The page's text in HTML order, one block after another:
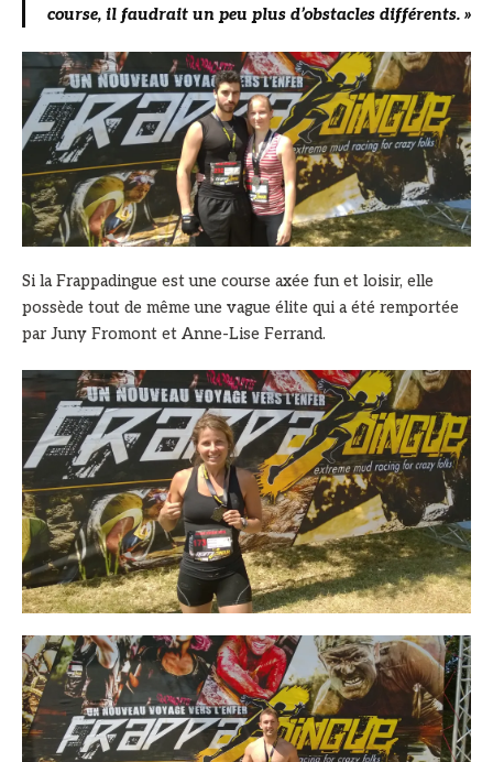
course, il faudrait un peu plus d’obstacles différents. »
Si la Frappadingue est une course axée fun et loisir, elle
possède tout de même une vague élite qui a été remportée
par Juny Fromont et Anne-Lise Ferrand.